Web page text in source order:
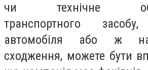
чи технічне
транспортного засобу,
автомобіля або ж
сходження, можете бути